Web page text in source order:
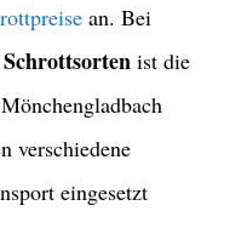
an. Bei
Schrottsorten ist die
verschiedene
eingesetzt